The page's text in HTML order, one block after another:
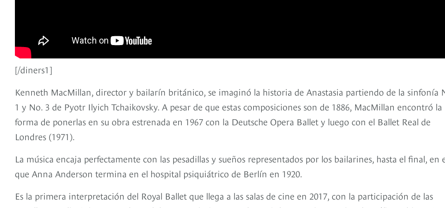
[/diners1]
Kenneth MacMillan, director y bailarín británico, se imaginó la historia de Anastasia partiendo de la sinfonía
1 y No. 3 de Pyotr Ilyich Tchaikovsky. A pesar de que estas composiciones son de 1886, MacMillan encontró la
forma de ponerlas en su obra estrenada en 1967 con la Deutsche Opera Ballet y luego con el Ballet Real de
Londres (1971).
La música encaja perfectamente con las pesadillas y sueños representados por los bailarines, hasta el final, en
que Anna Anderson termina en el hospital psiquiátrico de Berlín en 1920.
Es la primera interpretación del Royal Ballet que llega a las salas de cine en 2017, con la participación de las